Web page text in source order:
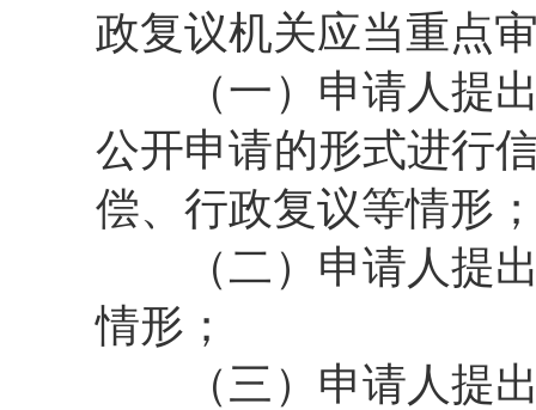
政复议机关应当重点
（一）申请人提出
公开申请的形式进行
偿、行政复议等情形
（二）申请人提出
情形；
（三）申请人提出